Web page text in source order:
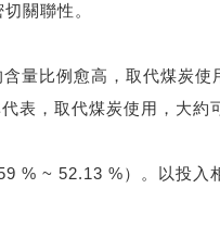
關聯性。
量比例愈高，取代煤炭
表，取代煤炭使用，大約
% ~ 52.13 %）。以投入